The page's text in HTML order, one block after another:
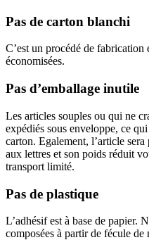
Pas de carton blanchi
C’est un procédé de fabrication
économisées.
Pas d’emballage inutile
Les articles souples ou qui ne
expédiés sous enveloppe, ce
carton. Egalement, l’article
aux lettres et son poids réduit
transport limité.
Pas de plastique
L’adhésif est à base de papier.
composées à partir de fécule